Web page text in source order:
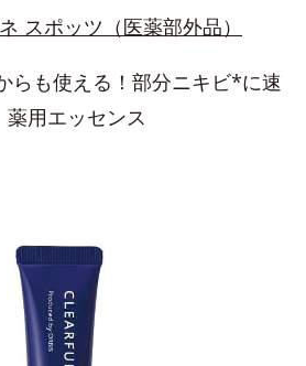
スポッツ（医薬部外品）
らも使える！部分ニキビ*に速
用エッセンス